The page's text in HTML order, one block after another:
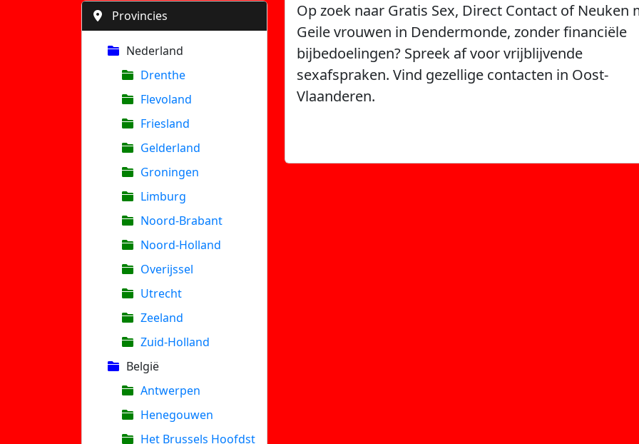
Provincies
Nederland
Drenthe
Flevoland
Friesland
Gelderland
Groningen
Limburg
Noord-Brabant
Noord-Holland
Overijssel
Utrecht
Zeeland
Zuid-Holland
België
Antwerpen
Henegouwen
Het Brussels Hoofdst
Op zoek naar Gratis Sex, Direct Contact of Neuken
Geile vrouwen in Dendermonde, zonder financiële
bijbedoelingen? Spreek af voor vrijblijvende
sexafspraken. Vind gezellige contacten in Oost-
Vlaanderen.